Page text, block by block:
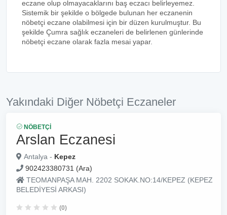
eczane olup olmayacaklarını baş eczacı belirleyemez.
Sistemik bir şekilde o bölgede bulunan her eczanenin
nöbetçi eczane olabilmesi için bir düzen kurulmuştur. Bu
şekilde Çumra sağlık eczaneleri de belirlenen günlerinde
nöbetçi eczane olarak fazla mesai yapar.
Yakındaki Diğer Nöbetçi Eczaneler
NÖBETÇI
Arslan Eczanesi
Antalya - Kepez
902423380731 (Ara)
TEOMANPAŞA MAH. 2202 SOKAK.NO:14/KEPEZ (KEPEZ
BELEDİYESİ ARKASI)
(0)